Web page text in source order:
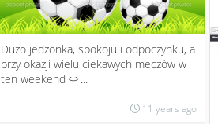
Dużo jedzonka, spokoju i odpoczynku, a
przy okazji wielu ciekawych meczów w
ten weekend
:) ...
11 years ago